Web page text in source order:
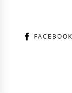
FACEBOOK